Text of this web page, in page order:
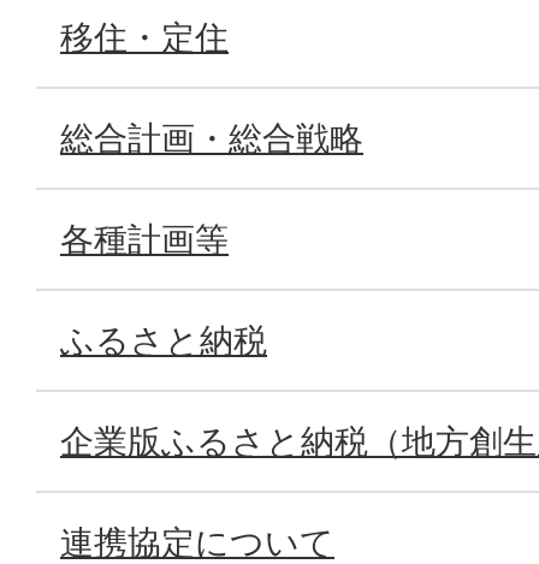
移住・定住
総合計画・総合戦略
各種計画等
ふるさと納税
企業版ふるさと納税（地方創
連携協定について